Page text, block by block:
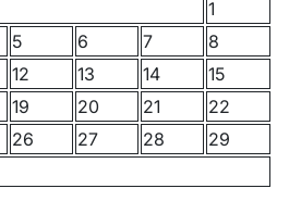
1
5 6 7
8
12 13 14
15
19 20 21
22
26 27 28
29